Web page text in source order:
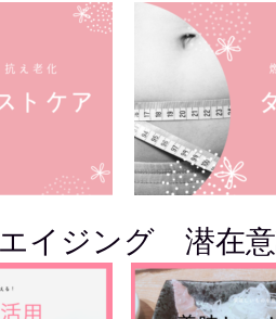
イジング 潜在意